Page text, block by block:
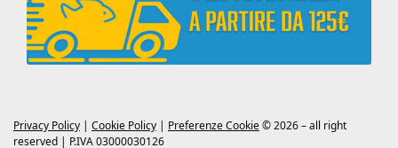
Privacy Policy | Cookie Policy | Preferenze Cookie© 2026 – all right
reserved | P.IVA 03000030126